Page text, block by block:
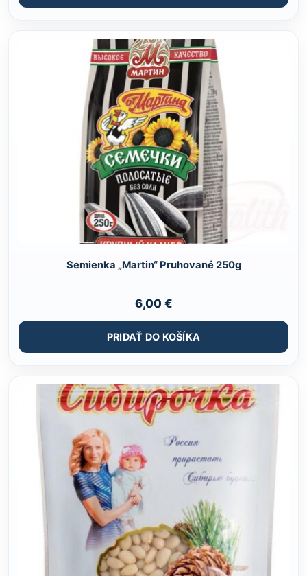
Semienka „Martin“ Pruhované 250g
6,00 €
PRIDAŤ DO KOŠÍKA